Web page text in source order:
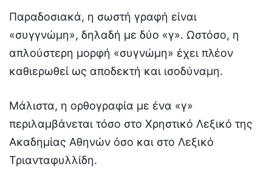
Παραδοσιακά, η σωστή γραφή είναι
«συγγνώμη», δηλαδή με δύο «γ». Ωστόσο, η
απλούστερη μορφή «συγνώμη» έχει πλέον
καθιερωθεί ως αποδεκτή και ισοδύναμη.
Μάλιστα, η ορθογραφία με ένα «γ»
περιλαμβάνεται τόσο στο Χρηστικό Λεξικό της
Ακαδημίας Αθηνών όσο και στο Λεξικό
Τριανταφυλλίδη.